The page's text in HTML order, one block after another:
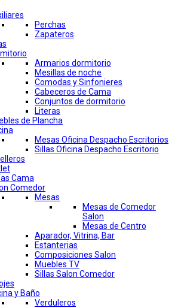
Perchas
Zapateros
Armarios dormitorio
Mesillas de noche
Comodas y Sinfonieres
Cabeceros de Cama
Conjuntos de dormitorio
Literas
de Plancha
Mesas Oficina Despacho Escritorios
Sillas Oficina Despacho Escritorio
Cama
Comedor
Mesas
Mesas de Comedor
Salon
Mesas de Centro
Aparador, Vitrina, Bar
Estanterias
Composiciones Salon
Muebles TV
Sillas Salon Comedor
y Baño
Verduleros